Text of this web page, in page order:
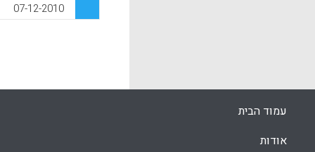
ישראל
התלמידים
07-12-2010
עמוד הבית
אודות